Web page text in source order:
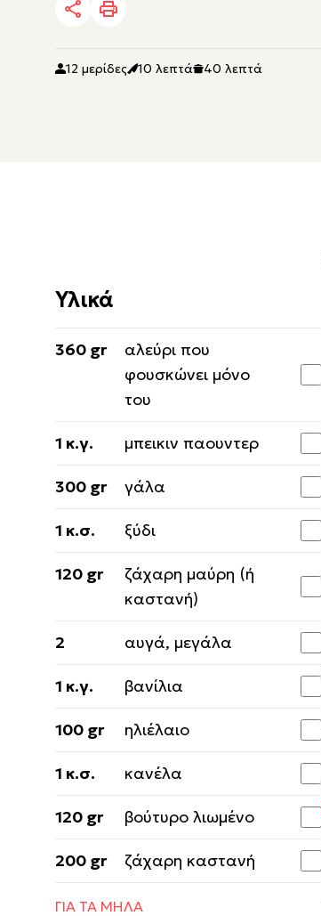
12 μερίδες 10 λεπτά 40 λεπτά
Υλικά
360 gr
αλεύρι που
φουσκώνει μόνο
του
1 κ.γ. μπεικιν παουντερ
300 gr γάλα
1 κ.σ. ξύδι
120 gr
ζάχαρη μαύρη (ή
καστανή)
2 αυγά, μεγάλα
1 κ.γ. βανίλια
100 gr ηλιέλαιο
1 κ.σ. κανέλα
120 gr βούτυρο λιωμένο
200 gr ζάχαρη καστανή
ΓΙΑ ΤΑ ΜΗΛΑ